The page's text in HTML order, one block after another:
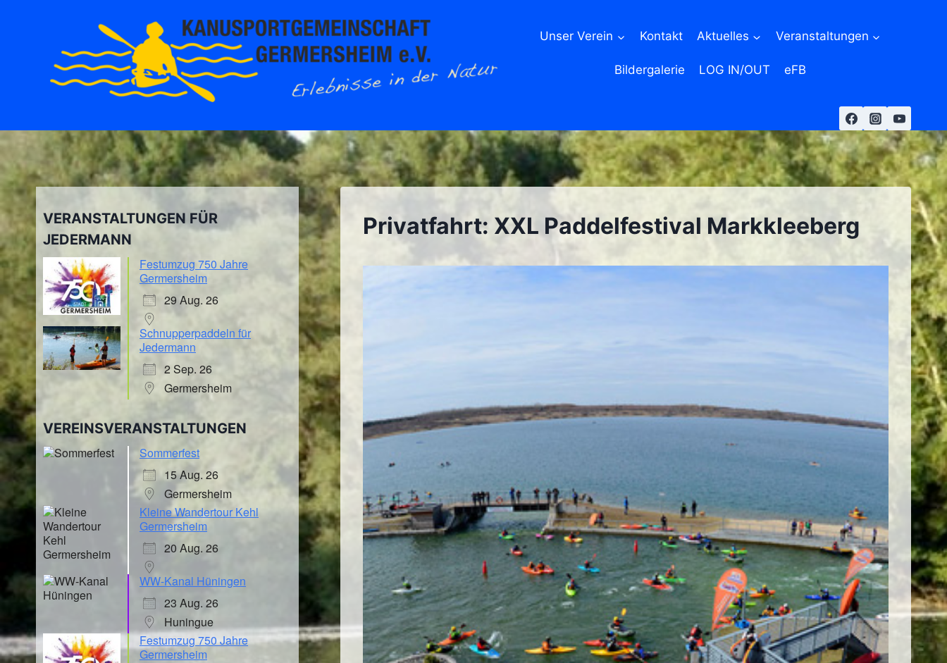
Unser Verein Kontakt Aktuelles Veranstaltungen
Bildergalerie LOG IN/OUT eFB
Privatfahrt: XXL Paddelfestival Markkleeberg
VERANSTALTUNGEN FÜR
JEDERMANN
Festumzug 750 Jahre
Germersheim
29 Aug. 26
Schnupperpaddeln für
Jedermann
2 Sep. 26
Germersheim
VEREINSVERANSTALTUNGEN
Sommerfest
15 Aug. 26
Germersheim
Kleine Wandertour Kehl
Germersheim
20 Aug. 26
WW-Kanal Hüningen
23 Aug. 26
Huningue
Festumzug 750 Jahre
Germersheim